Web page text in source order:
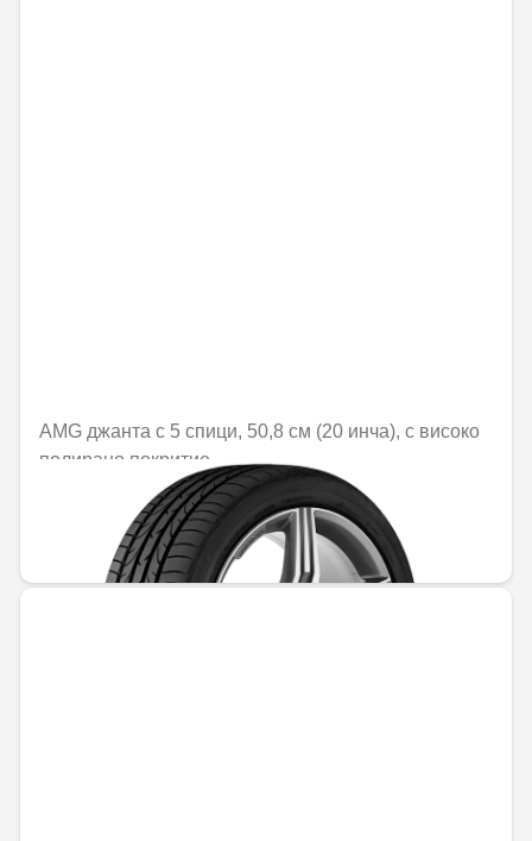
AMG джанта с 5 спици, 50,8 см (20 инча), с високо
полирано покритие
Не е налично онлайн
1470,25 € / 2875,56 лв.